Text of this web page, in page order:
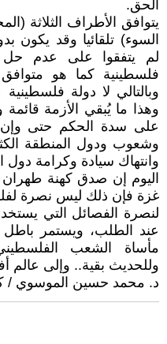
الحق.
يتوافق الأطراف الثلاثة
السوء) تلقائيا وقد
لم يتفقوا على عدم حل
فلسطينية كما هو
وبالتالي لا دولة
وهذا ما يُبقي الأزمة
على سدة الحكم حتى
وشعوب ودول المنطقة
وانتهاك سيادة وكرامة دول
اليوم إن صدق كهنة
غزة فإن ذلك ليس نصرة
لنصرة الفصائل التي
عند الطلب، ويستمر باطل
مأساة الشعب
وللحديث بقية.. وإلى عالم
د. محمد حسين الموسوي /